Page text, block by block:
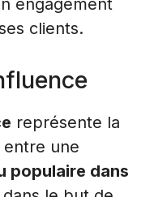
engagement
clients.
représente la
une
populaire dans